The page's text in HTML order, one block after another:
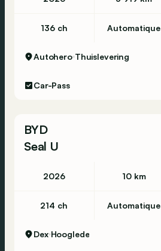
*Passive Park Assist
136 ch Automatique
Autohero Thuislevering
Car-Pass
BYD
Seal U
2026 10 km
214 ch Automatique
Dex Hooglede